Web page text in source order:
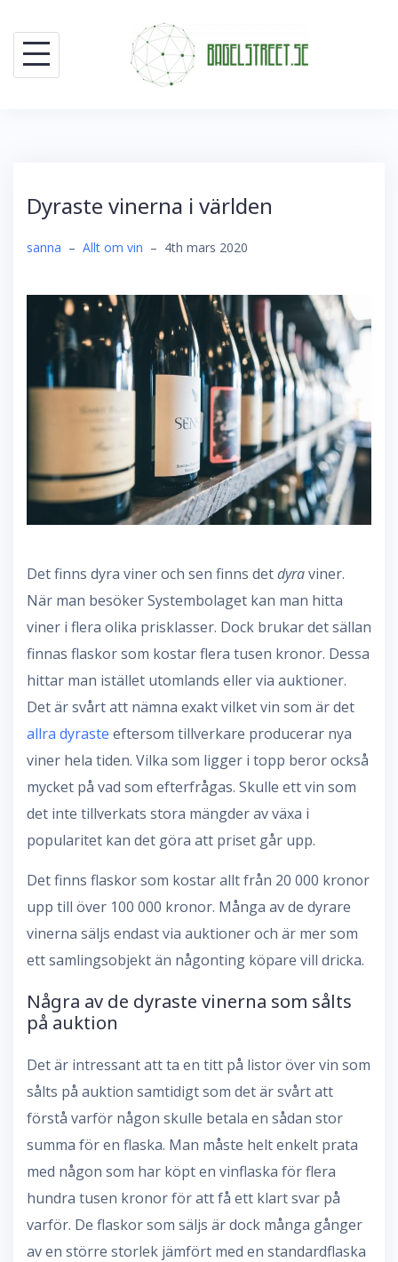
content
Dyraste vinerna i världen
sanna – Allt om vin – 4th mars 2020
Det finns dyra viner och sen finns detdyraviner.
När man besöker Systembolaget kan man hitta
viner i flera olika prisklasser. Dock brukar det sällan
finnas flaskor som kostar flera tusen kronor. Dessa
hittar man istället utomlands eller via auktioner.
Det är svårt att nämna exakt vilket vin som är det
allra dyraste eftersom tillverkare producerar nya
viner hela tiden. Vilka som ligger i topp beror också
mycket på vad som efterfrågas. Skulle ett vin som
det inte tillverkats stora mängder av växa i
popularitet kan det göra att priset går upp.
Det finns flaskor som kostar allt från 20 000 kronor
upp till över 100 000 kronor. Många av de dyrare
vinerna säljs endast via auktioner och är mer som
ett samlingsobjekt än någonting köpare vill dricka.
Några av de dyraste vinerna som sålts
på auktion
Det är intressant att ta en titt på listor över vin som
sålts på auktion samtidigt som det är svårt att
förstå varför någon skulle betala en sådan stor
summa för en flaska. Man måste helt enkelt prata
med någon som har köpt en vinflaska för flera
hundra tusen kronor för att få ett klart svar på
varför. De flaskor som säljs är dock många gånger
av en större storlek jämfört med en standardflaska